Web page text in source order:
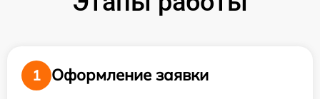
1
Оформление заявки